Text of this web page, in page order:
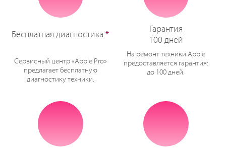
Бесплатная диагностика *
Сервисный центр «Apple Pro»
предлагает бесплатную
диагностику техники.
Гарантия
100 дней
На ремонт техники Apple
предоставляется гарантия:
до 100 дней.